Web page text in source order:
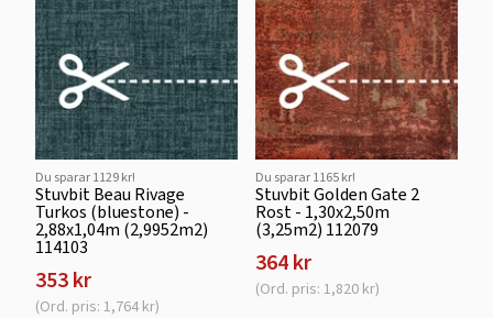
Du sparar 1129 kr!
Stuvbit Beau Rivage
Turkos (bluestone) -
2,88x1,04m (2,9952m2)
114103
353 kr
(Ord. pris: 1,764 kr)
Du sparar 1165 kr!
Stuvbit Golden Gate 2
Rost - 1,30x2,50m
(3,25m2) 112079
364 kr
(Ord. pris: 1,820 kr)